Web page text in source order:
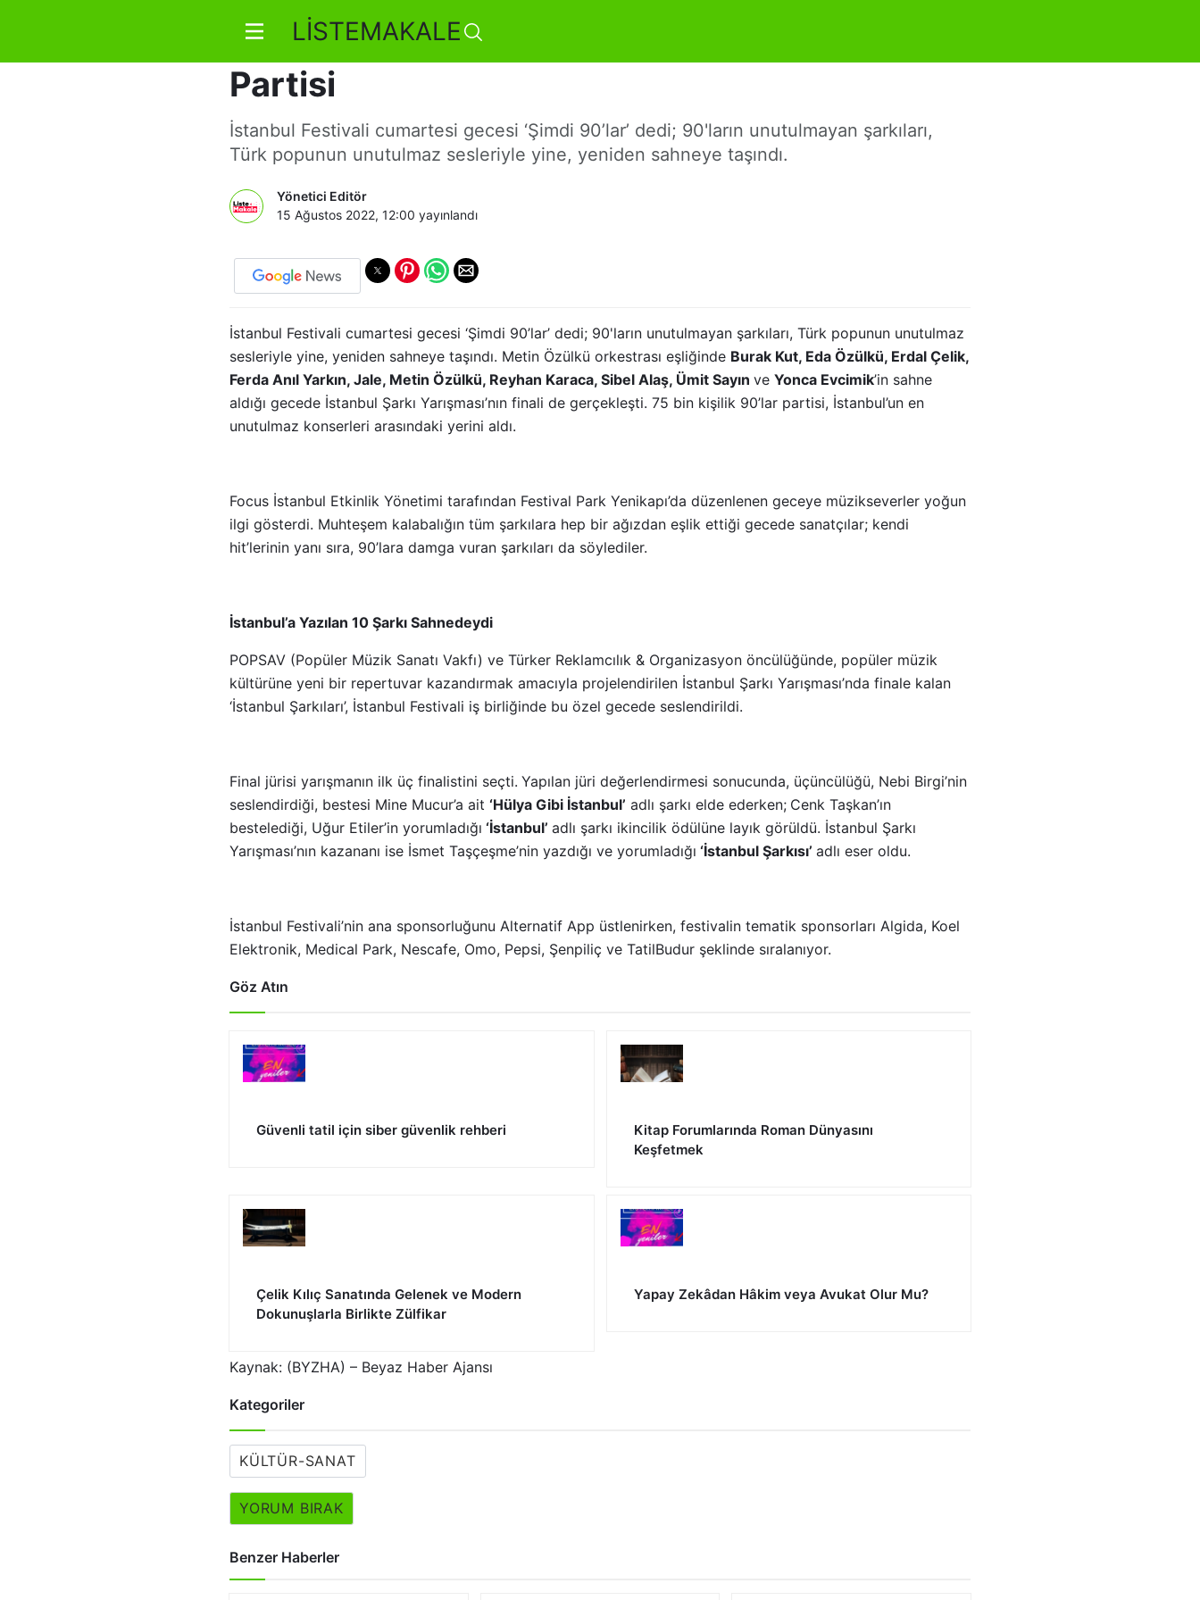
LİSTEMAKALE
İstanbul Festivali’nde 75 Bin Kişilik 90’lar
Partisi
İstanbul Festivali cumartesi gecesi ‘Şimdi 90’lar’ dedi; 90'ların unutulmayan şarkıları,
Türk popunun unutulmaz sesleriyle yine, yeniden sahneye taşındı.
Yönetici Editör
15 Ağustos 2022, 12:00 yayınlandı
İstanbul Festivali cumartesi gecesi ‘Şimdi 90’lar’ dedi; 90'ların unutulmayan şarkıları, Türk popunun unutulmaz
sesleriyle yine, yeniden sahneye taşındı. Metin Özülkü orkestrası eşliğinde Burak Kut, Eda Özülkü, Erdal Çelik,
Ferda Anıl Yarkın, Jale, Metin Özülkü, Reyhan Karaca, Sibel Alaş, Ümit Sayın ve Yonca Evcimik’in sahne
aldığı gecede İstanbul Şarkı Yarışması’nın finali de gerçekleşti. 75 bin kişilik 90’lar partisi, İstanbul’un en
unutulmaz konserleri arasındaki yerini aldı.
Focus İstanbul Etkinlik Yönetimi tarafından Festival Park Yenikapı’da düzenlenen geceye müzikseverler yoğun
ilgi gösterdi. Muhteşem kalabalığın tüm şarkılara hep bir ağızdan eşlik ettiği gecede sanatçılar; kendi
hit’lerinin yanı sıra, 90’lara damga vuran şarkıları da söylediler.
İstanbul’a Yazılan 10 Şarkı Sahnedeydi
POPSAV (Popüler Müzik Sanatı Vakfı) ve Türker Reklamcılık & Organizasyon öncülüğünde, popüler müzik
kültürüne yeni bir repertuvar kazandırmak amacıyla projelendirilen İstanbul Şarkı Yarışması’nda finale kalan
‘İstanbul Şarkıları’, İstanbul Festivali iş birliğinde bu özel gecede seslendirildi.
Final jürisi yarışmanın ilk üç finalistini seçti. Yapılan jüri değerlendirmesi sonucunda, üçüncülüğü, Nebi Birgi’nin
seslendirdiği, bestesi Mine Mucur’a ait ‘Hülya Gibi İstanbul’ adlı şarkı elde ederken; Cenk Taşkan’ın
bestelediği, Uğur Etiler’in yorumladığı ‘İstanbul’ adlı şarkı ikincilik ödülüne layık görüldü. İstanbul Şarkı
Yarışması’nın kazananı ise İsmet Taşçeşme’nin yazdığı ve yorumladığı ‘İstanbul Şarkısı’ adlı eser oldu.
İstanbul Festivali’nin ana sponsorluğunu Alternatif App üstlenirken, festivalin tematik sponsorları Algida, Koel
Elektronik, Medical Park, Nescafe, Omo, Pepsi, Şenpiliç ve TatilBudur şeklinde sıralanıyor.
Göz Atın
Güvenli tatil için siber güvenlik rehberi
Kitap Forumlarında Roman Dünyasını
Keşfetmek
Çelik Kılıç Sanatında Gelenek ve Modern
Dokunuşlarla Birlikte Zülfikar
Yapay Zekâdan Hâkim veya Avukat Olur Mu?
Kaynak: (BYZHA) – Beyaz Haber Ajansı
Kategoriler
KÜLTÜR-SANAT
YORUM BIRAK
Benzer Haberler